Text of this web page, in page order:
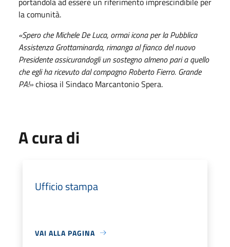
la comunità.
«Spero che Michele De Luca, ormai icona per la Pubblica
Assistenza Grottaminarda, rimanga al fianco del nuovo
Presidente assicurandogli un sostegno almeno pari a quello
che egli ha ricevuto dal compagno Roberto Fierro. Grande
PA!»chiosa il Sindaco Marcantonio Spera.
A cura di
Ufficio stampa
VAI ALLA PAGINA